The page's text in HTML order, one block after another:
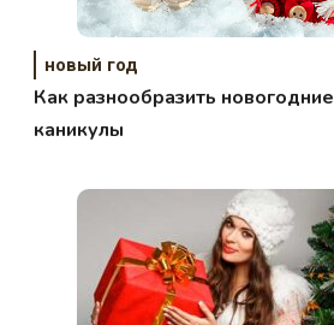
новый год
Как разнообразить новогодние
каникулы